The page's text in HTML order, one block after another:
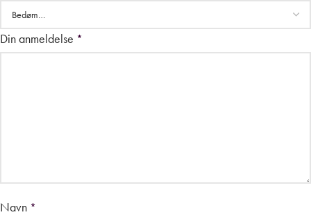
Din anmeldelse *
Navn *